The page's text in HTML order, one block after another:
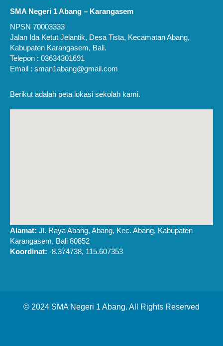
SMA Negeri 1 Abang – Karangasem
NPSN 70003333
Jalan Ida Ketut Jelantik, Desa Tista, Kecamatan Abang,
Kabupaten Karangasem, Bali.
Telepon : 03634301691
Email : sman1abang@gmail.com
Berikut adalah peta lokasi sekolah kami.
Alamat: Jl. Raya Abang, Abang, Kec. Abang, Kabupaten
Karangasem, Bali 80852
Koordinat: -8.374738, 115.607353
© 2024 SMA Negeri 1 Abang. All Rights Reserved